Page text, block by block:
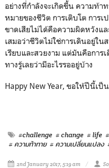
อย่างที่กำลังจะเกิดขึ้น ความท้า
หมายของชีวิต การเติบโต การ
ขาดเสียไม่ได้คือความผิดหวังแ
เสมอว่าชีวิตไม่ใช่การเดินอยู่ใ
เรียบและสวยงาม แต่มันคือการ
ทางรู้เลยว่ามีอะไรรออยู่บ้าง
Happy New Year, ขอให้ปีนี้เป็
#challenge # change # life
# ความท้าทาย # ความเปลี่ยนแปลง
2nd January 2017, 5:19 am